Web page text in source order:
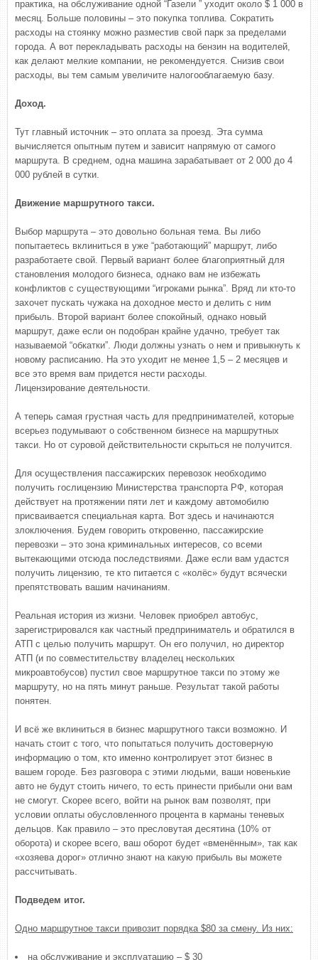
практика, на обслуживание одной “Газели ” уходит около $ 1 000 в
месяц. Больше половины – это покупка топлива. Сократить
расходы на стоянку можно разместив свой парк за пределами
города. А вот перекладывать расходы на бензин на водителей,
как делают мелкие компании, не рекомендуется. Снизив свои
расходы, вы тем самым увеличите налогооблагаемую базу.
Доход.
Тут главный источник – это оплата за проезд. Эта сумма
вычисляется опытным путем и зависит напрямую от самого
маршрута. В среднем, одна машина зарабатывает от 2 000 до 4
000 рублей в сутки.
Движение маршрутного такси.
Выбор маршрута – это довольно больная тема. Вы либо
попытаетесь вклиниться в уже “работающий” маршрут, либо
разработаете свой. Первый вариант более благоприятный для
становления молодого бизнеса, однако вам не избежать
конфликтов с существующими “игроками рынка”. Вряд ли кто-то
захочет пускать чужака на доходное место и делить с ним
прибыль. Второй вариант более спокойный, однако новый
маршрут, даже если он подобран крайне удачно, требует так
называемой “обкатки”. Люди должны узнать о нем и привыкнуть к
новому расписанию. На это уходит не менее 1,5 – 2 месяцев и
все это время вам придется нести расходы.
Лицензирование деятельности.
А теперь самая грустная часть для предпринимателей, которые
всерьез подумывают о собственном бизнесе на маршрутных
такси. Но от суровой действительности скрыться не получится.
Для осуществления пассажирских перевозок необходимо
получить гослицензию Министерства транспорта РФ, которая
действует на протяжении пяти лет и каждому автомобилю
присваивается специальная карта. Вот здесь и начинаются
злоключения. Будем говорить откровенно, пассажирские
перевозки – это зона криминальных интересов, со всеми
вытекающими отсюда последствиями. Даже если вам удастся
получить лицензию, те кто питается с «колёс» будут всячески
препятствовать вашим начинаниям.
Реальная история из жизни. Человек приобрел автобус,
зарегистрировался как частный предприниматель и обратился в
АТП с целью получить маршрут. Он его получил, но директор
АТП (и по совместительству владелец нескольких
микроавтобусов) пустил свое маршрутное такси по этому же
маршруту, но на пять минут раньше. Результат такой работы
понятен.
И всё же вклиниться в бизнес маршрутного такси возможно. И
начать стоит с того, что попытаться получить достоверную
информацию о том, кто именно контролирует этот бизнес в
вашем городе. Без разговора с этими людьми, ваши новенькие
авто не будут стоить ничего, то есть принести прибыли они вам
не смогут. Скорее всего, войти на рынок вам позволят, при
условии оплаты обусловленного процента в карманы теневых
дельцов. Как правило – это пресловутая десятина (10% от
оборота) и скорее всего, ваш оборот будет «вменённым», так как
«хозяева дорог» отлично знают на какую прибыль вы можете
рассчитывать.
Подведем итог.
Одно маршрутное такси привозит порядка $80 за смену. Из них:
на обслуживание и эксплуатацию – $ 30